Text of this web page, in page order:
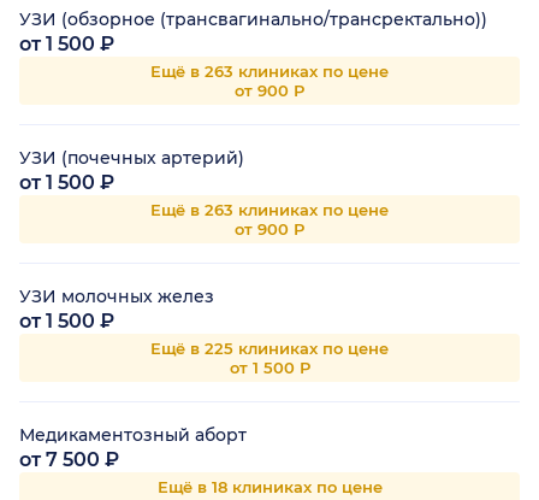
УЗИ (обзорное (трансвагинально/трансректально))
от 1 500 ₽
Ещё в 263 клиниках по цене
от 900 Р
УЗИ (почечных артерий)
от 1 500 ₽
Ещё в 263 клиниках по цене
от 900 Р
УЗИ молочных желез
от 1 500 ₽
Ещё в 225 клиниках по цене
от 1 500 Р
Медикаментозный аборт
от 7 500 ₽
Ещё в 18 клиниках по цене